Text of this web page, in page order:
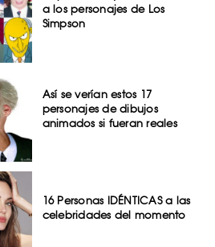
a los personajes de Los
Simpson
Así se verían estos 17
personajes de dibujos
animados si fueran reales
16 Personas IDÉNTICAS a las
celebridades del momento